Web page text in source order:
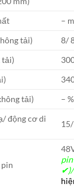
–
tải)
8/
tải)
tải)
– %
động cơ di